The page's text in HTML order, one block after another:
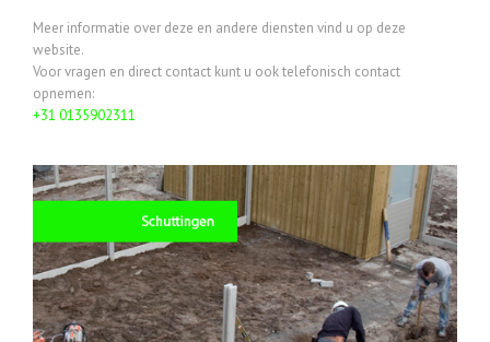
Meer informatie over deze en andere diensten vind u op deze
website.
Voor vragen en direct contact kunt u ook telefonisch contact
opnemen:
+31 0135902311